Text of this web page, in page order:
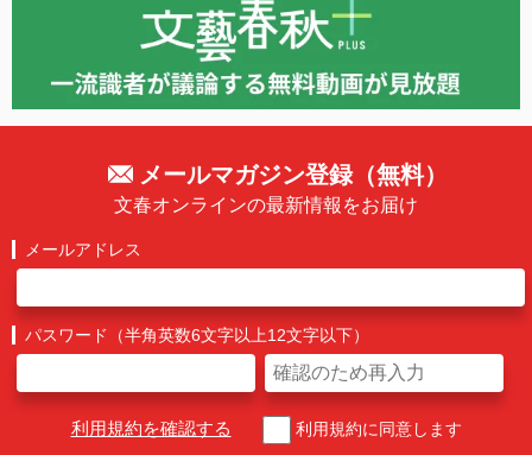
メールマガジン登録（無料）
文春オンラインの最新情報をお届け
メールアドレス
パスワード（半角英数6文字以上12文字以下）
利用規約を確認する 利用規約に同意します